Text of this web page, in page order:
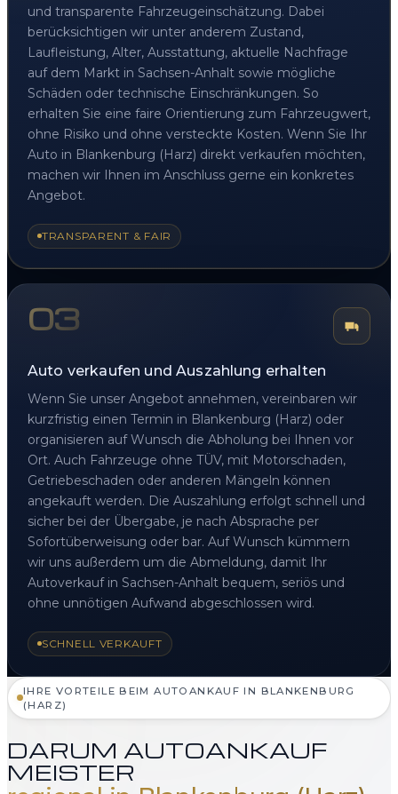
und transparente Fahrzeugeinschätzung. Dabei
berücksichtigen wir unter anderem Zustand,
Laufleistung, Alter, Ausstattung, aktuelle Nachfrage
auf dem Markt in Sachsen-Anhalt sowie mögliche
Schäden oder technische Einschränkungen. So
erhalten Sie eine faire Orientierung zum Fahrzeugwert,
ohne Risiko und ohne versteckte Kosten. Wenn Sie Ihr
Auto in Blankenburg (Harz) direkt verkaufen möchten,
machen wir Ihnen im Anschluss gerne ein konkretes
Angebot.
TRANSPARENT & FAIR
03
Auto verkaufen und Auszahlung erhalten
Wenn Sie unser Angebot annehmen, vereinbaren wir
kurzfristig einen Termin in Blankenburg (Harz) oder
organisieren auf Wunsch die Abholung bei Ihnen vor
Ort. Auch Fahrzeuge ohne TÜV, mit Motorschaden,
Getriebeschaden oder anderen Mängeln können
angekauft werden. Die Auszahlung erfolgt schnell und
sicher bei der Übergabe, je nach Absprache per
Sofortüberweisung oder bar. Auf Wunsch kümmern
wir uns außerdem um die Abmeldung, damit Ihr
Autoverkauf in Sachsen-Anhalt bequem, seriös und
ohne unnötigen Aufwand abgeschlossen wird.
SCHNELL VERKAUFT
IHRE VORTEILE BEIM AUTOANKAUF IN BLANKENBURG
(HARZ)
DARUM AUTOANKAUF
MEISTER